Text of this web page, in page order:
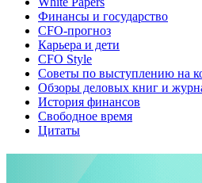
Финансы и государство
CFO-прогноз
Карьера и дети
CFO Style
Советы по выступлению на
Обзоры деловых книг и
История финансов
Свободное время
Цитаты